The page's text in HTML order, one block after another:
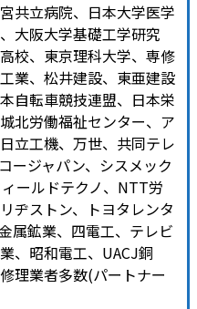
共立病院、日本大学医学
大阪大学基礎工学研究
校、東京理科大学、専修
業、松井建設、東亜建設
自転車競技連盟、日本栄
北労働福祉センター、ア
立工機、万世、共同テレ
ージャパン、シスメック
ールドテクノ、NTT労
ヂストン、トヨタレンタ
属鉱業、四電工、テレビ
、昭和電工、UACJ銅
理業者多数(パートナー